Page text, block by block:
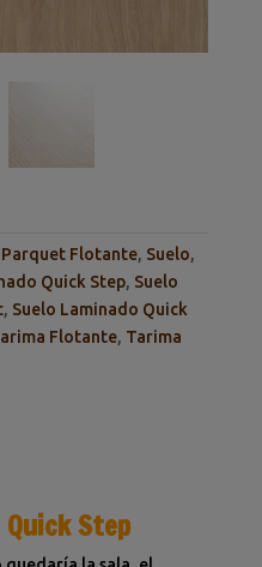
Parquet Flotante, Suelo,
Quick Step, Suelo
, Suelo Laminado Quick
Flotante, Tarima
Step